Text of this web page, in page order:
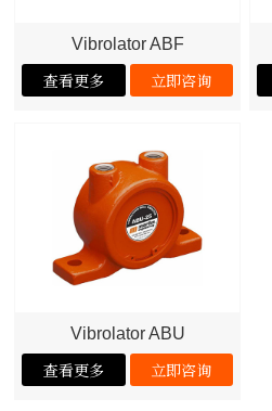
Vibrolator ABF
Vibrolator ABU